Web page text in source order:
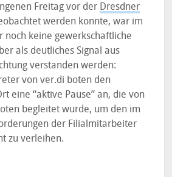
Freitag vor der Dresdner
werden konnte, war im
noch keine gewerkschaftliche
als deutliches Signal aus
verstanden werden:
von ver.di boten den
eine “aktive Pause” an, die von
begleitet wurde, um den im
der Filialmitarbeiter
zu verleihen.